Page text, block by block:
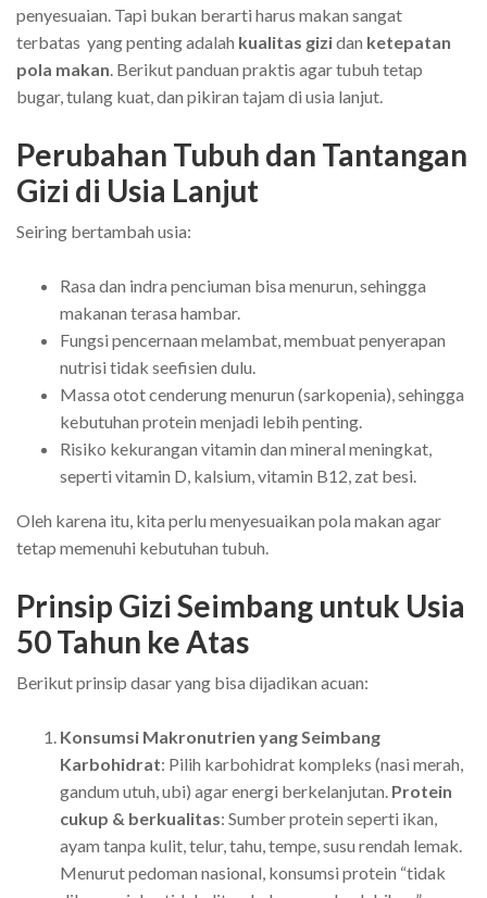
penyesuaian. Tapi bukan berarti harus makan sangat
terbatas yang penting adalah kualitas gizidan ketepatan
pola makan. Berikut panduan praktis agar tubuh tetap
bugar, tulang kuat, dan pikiran tajam di usia lanjut.
Perubahan Tubuh dan Tantangan
Gizi di Usia Lanjut
Seiring bertambah usia:
Rasa dan indra penciuman bisa menurun, sehingga
makanan terasa hambar.
Fungsi pencernaan melambat, membuat penyerapan
nutrisi tidak seefisien dulu.
Massa otot cenderung menurun (sarkopenia), sehingga
kebutuhan protein menjadi lebih penting.
Risiko kekurangan vitamin dan mineral meningkat,
seperti vitamin D, kalsium, vitamin B12, zat besi.
Oleh karena itu, kita perlu menyesuaikan pola makan agar
tetap memenuhi kebutuhan tubuh.
Prinsip Gizi Seimbang untuk Usia
50 Tahun ke Atas
Berikut prinsip dasar yang bisa dijadikan acuan:
Konsumsi Makronutrien yang Seimbang
Karbohidrat: Pilih karbohidrat kompleks (nasi merah,
gandum utuh, ubi) agar energi berkelanjutan. Protein
cukup & berkualitas: Sumber protein seperti ikan,
ayam tanpa kulit, telur, tahu, tempe, susu rendah lemak.
Menurut pedoman nasional, konsumsi protein “tidak